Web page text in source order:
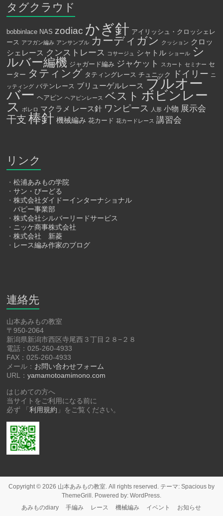
タグクラウド
bobbinlace NAS zodiac かぎ針 アイリッシュ・クロッシェレ
ース アフガン編み アンサンブル カーディガン クッション クロッ
シェレース クンストレース コサージュ シャトル ショール シ
ルバー編機 ジャガード編み ジャケット スカート セミナー セ
ーター タティング タティングレース チュニック ドイリー ニ
ッティング バテンレース ブリューゲルレース プルオー
バー ヘアピン ヘアピンレース ベスト ボビンレー
ス ボレロ マクラメ レース針 ワンピース 人形 小物 展示会
干支 棒針 機械編み 花カード 花カードレース 講習会
リンク
・松浦あみもの学院
・サン・びーどる
・株式会社ダイドーインターナショナル
パピー事業部
・株式会社シルバーリードサービス
・ ニッケ商事株式会社
・株式会社 新菱
・ レース編み作家のブログ
連絡先
山本あみもの教室
〒950-2064
新潟県新潟市西区寺尾西３丁目２８−２８
電話：025-260-4933
FAX：025-260-4933
メール： お問い合わせフォーム
URL：yamamotoamimono.com
はじめての方へ
当サイトをご利用になる前に
必ず 「利用規約 」をご覧ください。
Copyright © 2026 山本あみもの教室. All rights reserved. テーマ: Spaciousby
ThemeGrill. Powered by: WordPress.
あみものdiary
手編み レース 機械編み イベント お知らせ